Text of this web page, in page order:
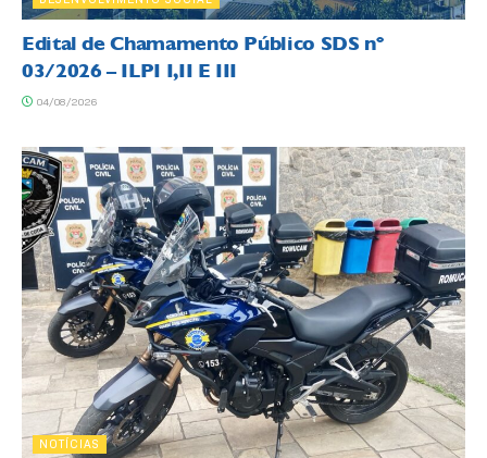
Edital de Chamamento Público SDS nº
03/2026 – ILPI I,II E III
04/08/2026
NOTÍCIAS